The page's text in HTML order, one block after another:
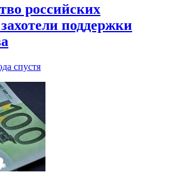
российских
поддержки
спустя